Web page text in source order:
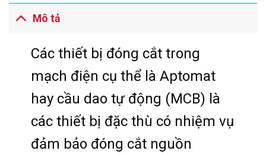
Mô tả
Các thiết bị đóng cắt trong
mạch điện cụ thể là Aptomat
hay cầu dao tự động (MCB) là
các thiết bị đặc thù có nhiệm vụ
đảm bảo đóng cắt nguồn